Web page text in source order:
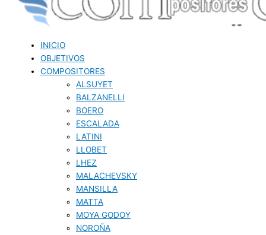
INICIO
OBJETIVOS
COMPOSITORES
ALSUYET
BALZANELLI
BOERO
ESCALADA
LATINI
LLOBET
LHEZ
MALACHEVSKY
MANSILLA
MATTA
MOYA GODOY
NOROÑA